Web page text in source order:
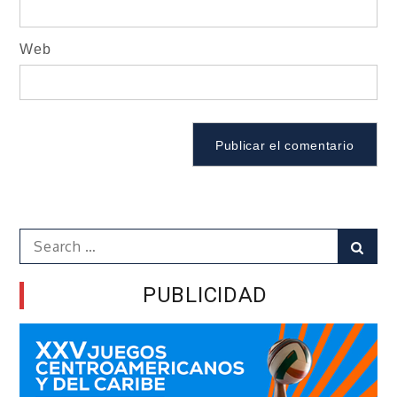
Web
Search
for:
PUBLICIDAD